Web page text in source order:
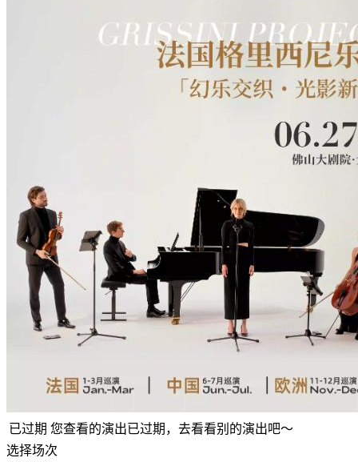
已过期 您查看的演出已过期，去看看别的演出吧～
选择场次